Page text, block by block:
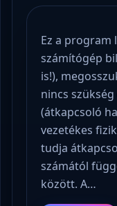
Ez a program
számítógép
is!),
nincs
(átkapcsoló
vezetékes
tudja
számától
között. A…